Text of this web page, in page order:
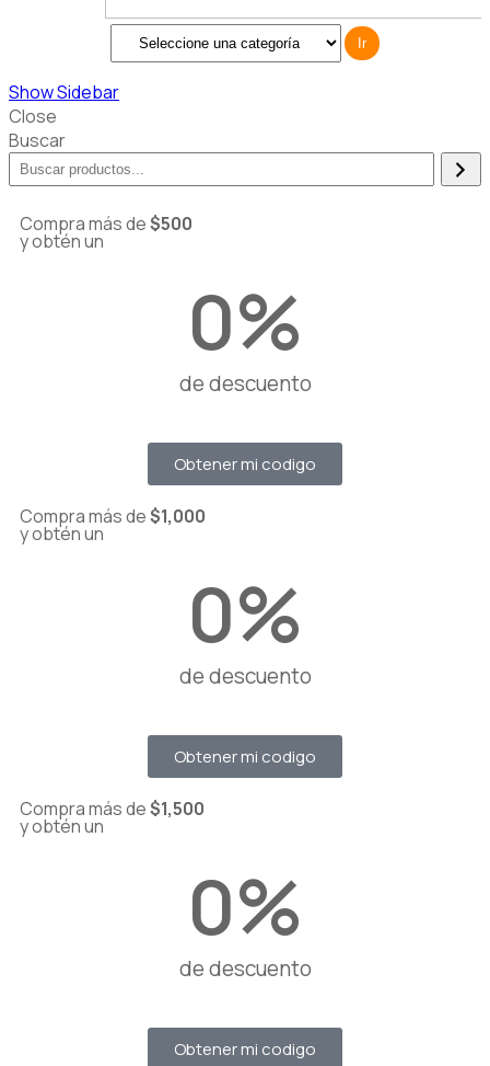
Show Sidebar
Close
Buscar
Compra más de$500
y obtén un
0%
de descuento
Obtener mi codigo
Compra más de$1,000
y obtén un
0%
de descuento
Obtener mi codigo
Compra más de$1,500
y obtén un
0%
de descuento
Obtener mi codigo